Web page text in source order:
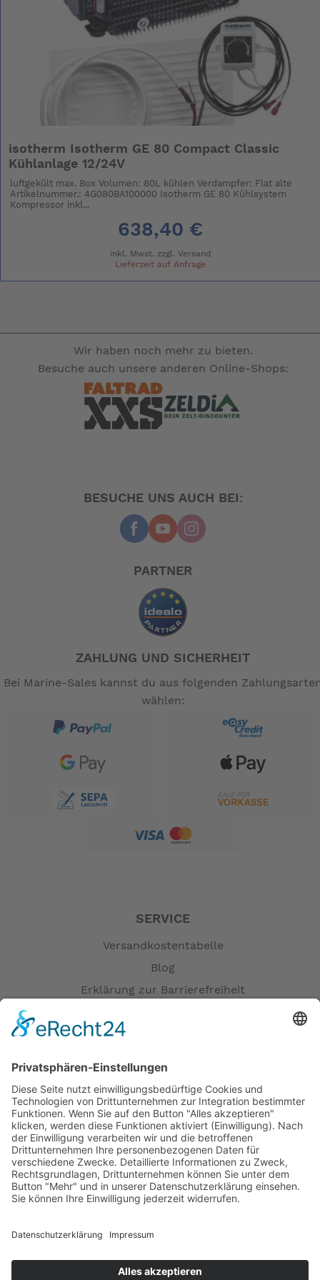
isotherm Isotherm GE 80 Compact Classic
Kühlanlage 12/24V
luftgekült max. Box Volumen: 80L kühlen Verdampfer: Flat alte
Artikelnummer.: 4G080BA100000 Isotherm GE 80 Kühlsystem
Kompressor inkl...
638,40 €
inkl. Mwst. zzgl. Versand
Lieferzeit auf Anfrage
Wir haben noch mehr zu bieten.
Besuche auch unsere anderen Online-Shops:
BESUCHE UNS AUCH BEI:
PARTNER
ZAHLUNG UND SICHERHEIT
Bei Marine-Sales kannst du aus folgenden
wählen:
SERVICE
Versandkostentabelle
Blog
Erklärung zur Barrierefreiheit
Verfügbarkeiten
Zahlung und Versand
Datenschutz
Fernabsatz
Widerrufsrecht MS
Widerrufsrecht bei Dienstleistungen